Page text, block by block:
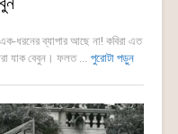
ধরনের ব্যাপার আছে না! কবিরা এত
যাক বেবুন। ফলত ... পুরোটা পড়ুন